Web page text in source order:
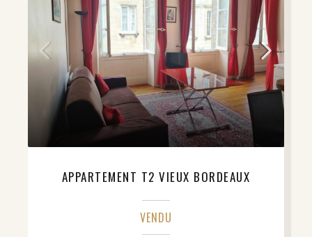
APPARTEMENT T2 VIEUX BORDEAUX
VENDU